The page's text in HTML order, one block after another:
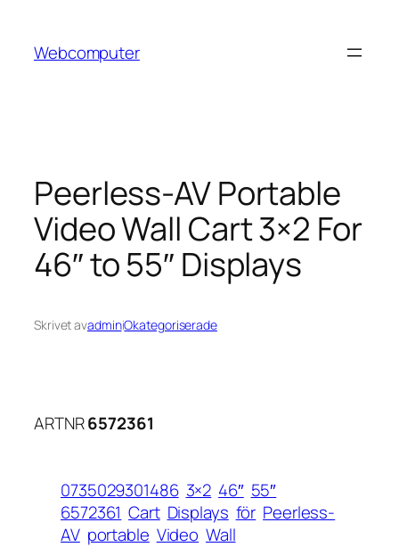
innehåll
Webcomputer
Peerless-AV Portable
Video Wall Cart 3×2 For
46″ to 55″ Displays
Skrivet avadminiOkategoriserade
ARTNR6572361
0735029301486 3×2 46″ 55″
6572361 Cart Displays för Peerless-
AV portable Video Wall